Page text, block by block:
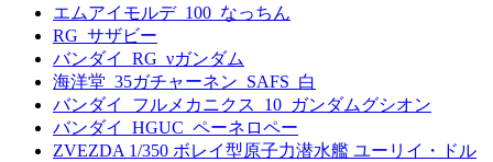
エムアイモルデ_100_なっちん
RG_サザビー
バンダイ_RG_νガンダム
海洋堂_35ガチャーネン_SAFS_白
バンダイ_フルメカニクス_10_ガンダムグシオン
バンダイ_HGUC_ペーネロペー
ZVEZDA 1/350 ボレイ型原子力潜水艦 ユーリイ・ドル